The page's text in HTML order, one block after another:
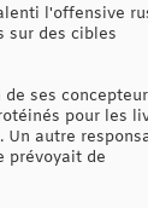
l'offensive
sur des cibles
ses
pour les
Un autre
prévoyait de